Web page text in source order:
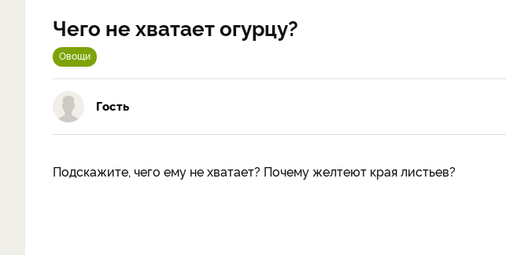
Чего не хватает огурцу?
Овощи
Гость
Подскажите, чего ему не хватает? Почему желтеют края листьев?